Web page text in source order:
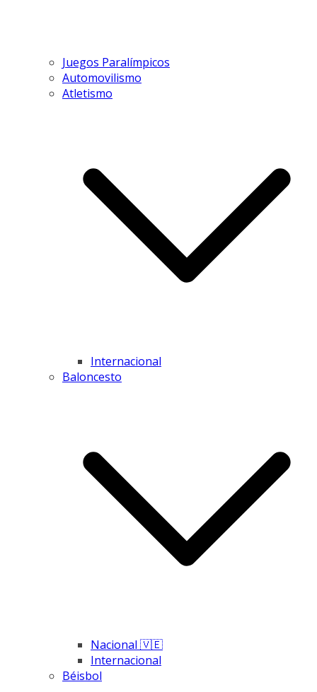
Juegos Paralímpicos
Automovilismo
Atletismo
Internacional
Baloncesto
Nacional 🇻🇪
Internacional
Béisbol